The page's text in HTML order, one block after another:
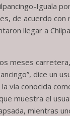
Iguala
de acuerdo
llegar a
meses
dice un
vía conocida
muestra el
mientras